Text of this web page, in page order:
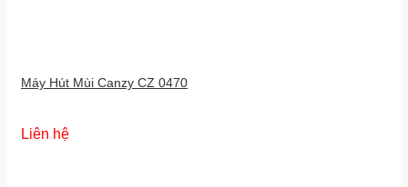
Máy Hút Mùi Canzy CZ 0470
Liên hệ